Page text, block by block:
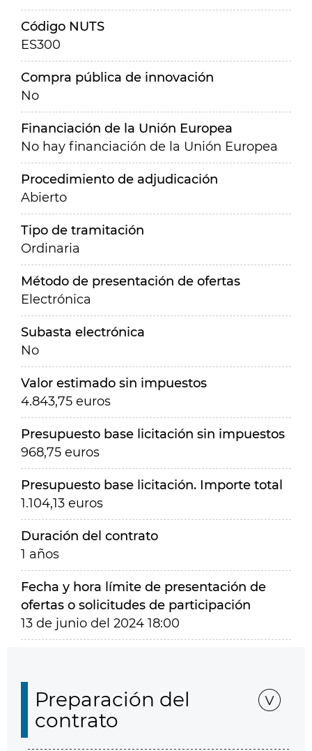
Código NUTS
ES300
Compra pública de innovación
No
Financiación de la Unión Europea
No hay financiación de la Unión Europea
Procedimiento de adjudicación
Abierto
Tipo de tramitación
Ordinaria
Método de presentación de ofertas
Electrónica
Subasta electrónica
No
Valor estimado sin impuestos
4.843,75 euros
Presupuesto base licitación sin impuestos
968,75 euros
Presupuesto base licitación. Importe total
1.104,13 euros
Duración del contrato
1 años
Fecha y hora límite de presentación de
ofertas o solicitudes de participación
13 de junio del 2024 18:00
Preparación del
contrato